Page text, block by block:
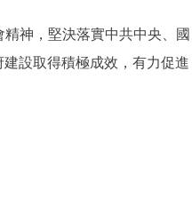
神，堅決落實中共中央、國
設取得積極成效，有力促進